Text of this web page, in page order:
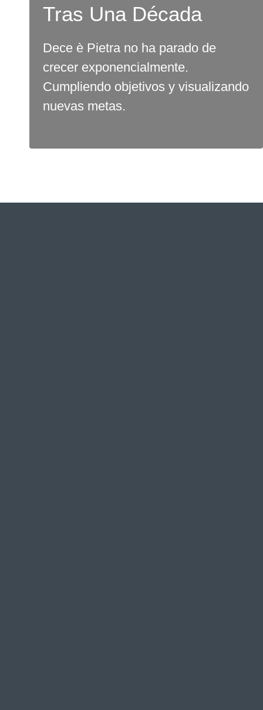
Tras Una Década
Dece è Pietra no ha parado de
crecer exponencialmente.
Cumpliendo objetivos y visualizando
nuevas metas.